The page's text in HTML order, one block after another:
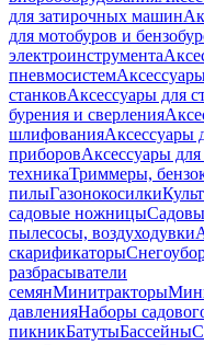
для затирочных машин
для мотобуров и
электроинструмента
пневмосистем
станковАксессуары для
бурения и сверления
шлифованияАксессуары
приборовАксессуары для
техникаТриммеры,
пилыГазонокосилки
садовые ножницы
пылесосы, воздуходувки
скарификаторы
разбрасыватели
семянМинитракторы
давленияНаборы
пикникБатутыБассейны